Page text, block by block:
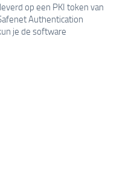
op een PKI token van
Authentication
je de software